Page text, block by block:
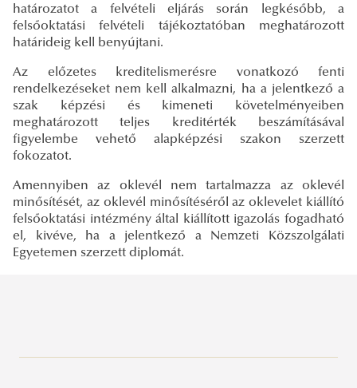
határozatot a felvételi eljárás során legkésőbb, a
felsőoktatási felvételi tájékoztatóban meghatározott
határideig kell benyújtani.
Az előzetes kreditelismerésre vonatkozó fenti
rendelkezéseket nem kell alkalmazni, ha a jelentkező a
szak képzési és kimeneti követelményeiben
meghatározott teljes kreditérték beszámításával
figyelembe vehető alapképzési szakon szerzett
fokozatot.
Amennyiben az oklevél nem tartalmazza az oklevél
minősítését, az oklevél minősítéséről az oklevelet kiállító
felsőoktatási intézmény által kiállított igazolás fogadható
el, kivéve, ha a jelentkező a Nemzeti Közszolgálati
Egyetemen szerzett diplomát.